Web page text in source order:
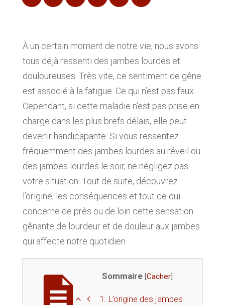
À un certain moment de notre vie, nous avons
tous déjà ressenti des jambes lourdes et
douloureuses. Très vite, ce sentiment de gêne
est associé à la fatigue. Ce qui n’est pas faux.
Cependant, si cette maladie n’est pas prise en
charge dans les plus brefs délais, elle peut
devenir handicapante. Si vous ressentez
fréquemment des jambes lourdes au réveil ou
des jambes lourdes le soir, ne négligez pas
votre situation. Tout de suite, découvrez
l’origine, les conséquences et tout ce qui
concerne de près ou de loin cette sensation
gênante de lourdeur et de douleur aux jambes
qui affecte notre quotidien.
Sommaire [Cacher]
1. L’origine des jambes